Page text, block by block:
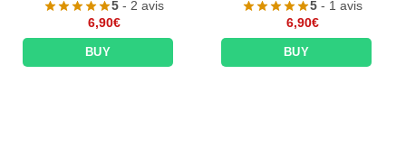
5 - 2 avis
6,90€
BUY
5 - 1 avis
6,90€
BUY